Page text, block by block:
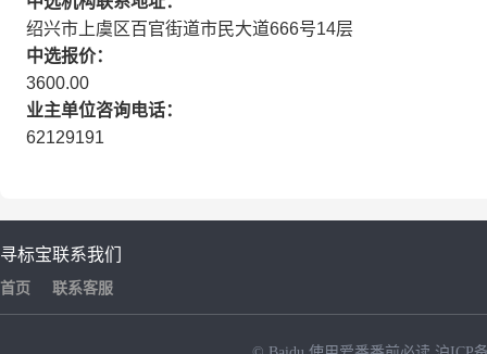
绍兴市上虞区百官街道市民大道666号14层
中选报价：
3600.00
业主单位咨询电话：
62129191
寻标宝
首页
联系我们
联系客服